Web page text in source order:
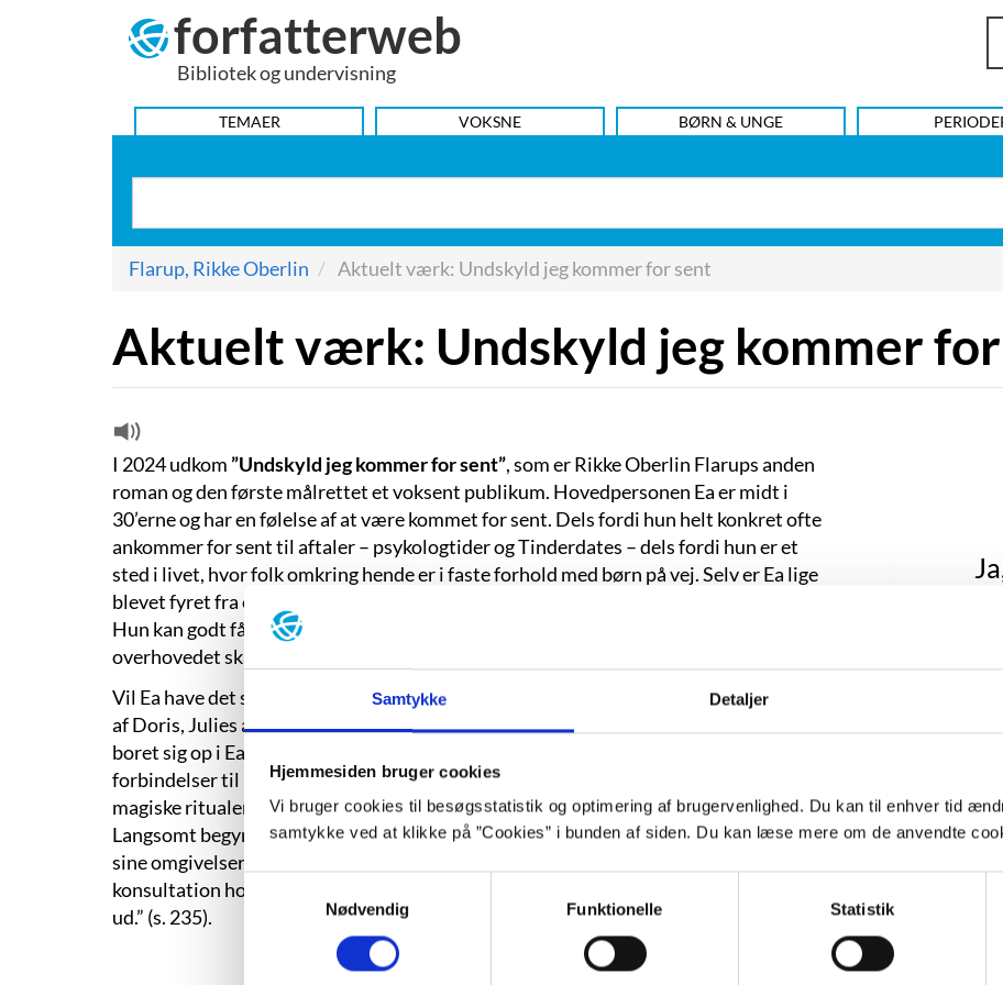
Samtykke Detaljer
Hjemmesiden bruger cookies
Vi bruger cookies til besøgsstatistik og optimering af brugervenlighed. Du kan til enhver tid
samtykke ved at klikke på ”Cookies” i bunden af siden. Du kan læse mere om de anvendte
Samtykkevalg
Nødvendig
Funktionelle Statistik
forfatterweb
Bibliotek og undervisning
HOVEDMENU
TEMAER VOKSNE BØRN & UNGE
Flarup, Rikke Oberlin Aktuelt værk: Undskyld jeg kommer for sent
Aktuelt værk: Undskyld jeg kommer
Du
se ud
Jeg
Nej,
det
I 2024 udkom”Undskyld jeg kommer for sent”, som er Rikke Oberlin Flarups anden
roman og den første målrettet et voksent publikum. Hovedpersonen Ea er midt i
30’erne og har en følelse af at være kommet for sent. Dels fordi hun helt konkret ofte
ankommer for sent til aftaler – psykologtider og Tinderdates – dels fordi hun er et
sted i livet, hvor folk omkring hende er i faste forhold med børn på vej. Selv er Ea lige
blevet fyret fra et job, hun ikke brændte for, og så har hun fået lavet en fertilitetstest:
Hun kan godt få børn, men så skal det være snart. Spørgsmålet er så, om det
overhovedet skal være.
Vil Ea have det samme som veninden Julie? Måske skal hun i stedet kigge i retningen
af Doris, Julies ældre nabo. Doris hjælper Ea af med en torn fra robinietræet, der har
boret sig op i Eas fod. ”Det vil dig noget, det træ”, siger Doris (s. 81). Hun taler om
forbindelser til underverdenen og sender Ea hjem med urtemiksturer. Hun arrangerer
magiske ritualer og lærer Ea og Julie at tage afsked med alt det, der ikke tjener dem.
Langsomt begynder Ea at give slip på frygten og forventningerne og kigge på sit liv,
sine omgivelser og fremtidsdrømme med andre øjne, for som hun indser under en
konsultation hos psykologen: ”Hun må godt være her, i sin egen krop og fylde den helt
ud.” (s. 235).